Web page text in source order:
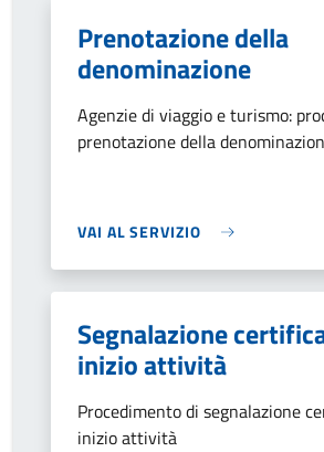
Prenotazione della
denominazione
Agenzie di viaggio e turismo:
prenotazione della
VAI AL SERVIZIO
Segnalazione
inizio attività
Procedimento di segnalazione
inizio attività